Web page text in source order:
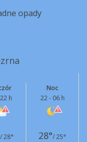
opady
h
Noc
22 - 06 h
/ 28° 28°/ 25°